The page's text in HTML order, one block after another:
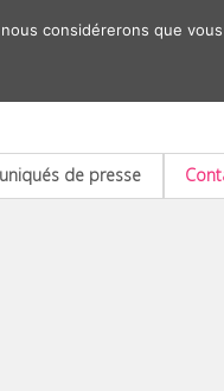
de presse
considérerons que